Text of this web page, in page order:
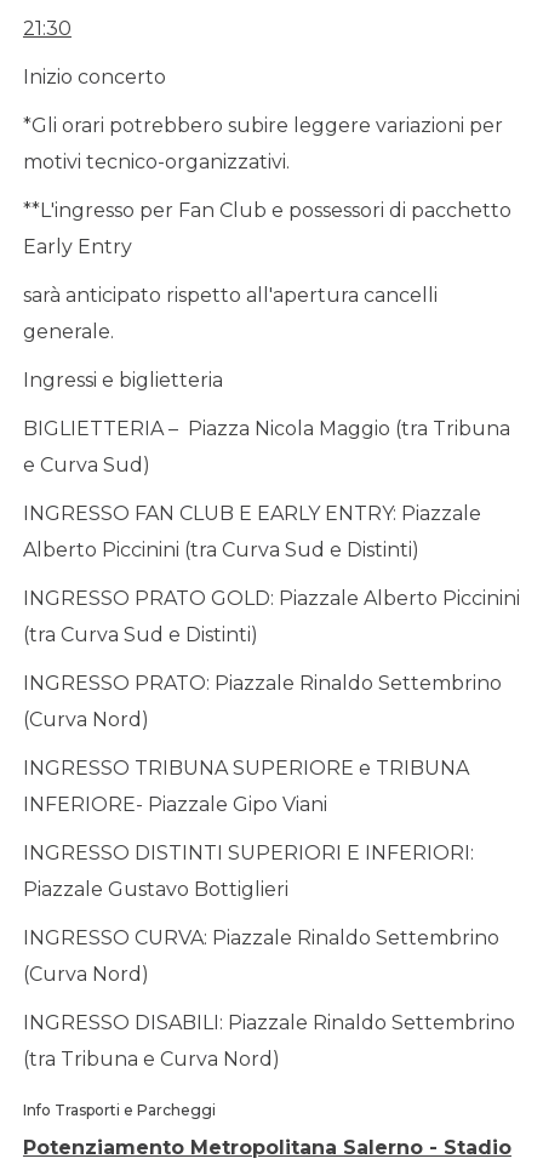
21:30
Inizio concerto
*Gli orari potrebbero subire leggere variazioni per
motivi tecnico-organizzativi.
**L'ingresso per Fan Club e possessori di pacchetto
Early Entry
sarà anticipato rispetto all'apertura cancelli
generale.
Ingressi e biglietteria
BIGLIETTERIA – Piazza Nicola Maggio (tra Tribuna
e Curva Sud)
INGRESSO FAN CLUB E EARLY ENTRY: Piazzale
Alberto Piccinini (tra Curva Sud e Distinti)
INGRESSO PRATO GOLD: Piazzale Alberto Piccinini
(tra Curva Sud e Distinti)
INGRESSO PRATO: Piazzale Rinaldo Settembrino
(Curva Nord)
INGRESSO TRIBUNA SUPERIORE e TRIBUNA
INFERIORE- Piazzale Gipo Viani
INGRESSO DISTINTI SUPERIORI E INFERIORI:
Piazzale Gustavo Bottiglieri
INGRESSO CURVA: Piazzale Rinaldo Settembrino
(Curva Nord)
INGRESSO DISABILI: Piazzale Rinaldo Settembrino
(tra Tribuna e Curva Nord)
Info Trasporti e Parcheggi
Potenziamento Metropolitana Salerno - Stadio